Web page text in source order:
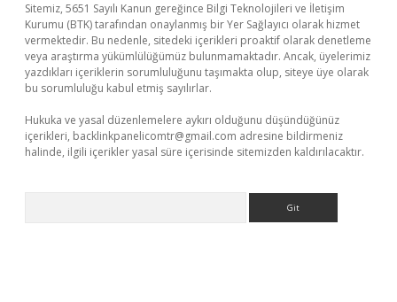
Sitemiz, 5651 Sayılı Kanun gereğince Bilgi Teknolojileri ve İletişim
Kurumu (BTK) tarafından onaylanmış bir Yer Sağlayıcı olarak hizmet
vermektedir. Bu nedenle, sitedeki içerikleri proaktif olarak denetleme
veya araştırma yükümlülüğümüz bulunmamaktadır. Ancak, üyelerimiz
yazdıkları içeriklerin sorumluluğunu taşımakta olup, siteye üye olarak
bu sorumluluğu kabul etmiş sayılırlar.
Hukuka ve yasal düzenlemelere aykırı olduğunu düşündüğünüz
içerikleri, backlinkpanelicomtr@gmail.com adresine bildirmeniz
halinde, ilgili içerikler yasal süre içerisinde sitemizden kaldırılacaktır.